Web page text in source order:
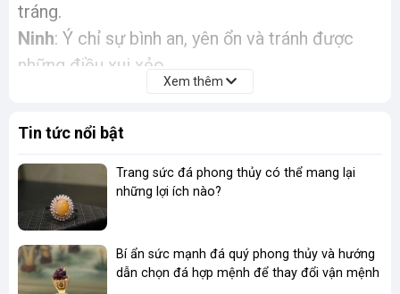
tráng.
Ninh: Ý chỉ sự bình an, yên ổn và tránh được
những điều xui xẻo.
Trong phong thủy, tượng Phật Di Lặc ngũ phúc
được xem là một vật phẩm mang lại nhiều may
mắn và tài lộc cho gia chủ.
Hóa giải sát khí:
Lặc được cho là có khả năng xua tan những
năng lượng tiêu cực, hóa giải sát khí và mang
Xem thêm
Tin tức nổi bật
Trang sức đá phong thủy có thể mang lại
những lợi ích nào?
Bí ẩn sức mạnh đá quý phong thủy và hướng
dẫn chọn đá hợp mệnh để thay đổi vận mệnh